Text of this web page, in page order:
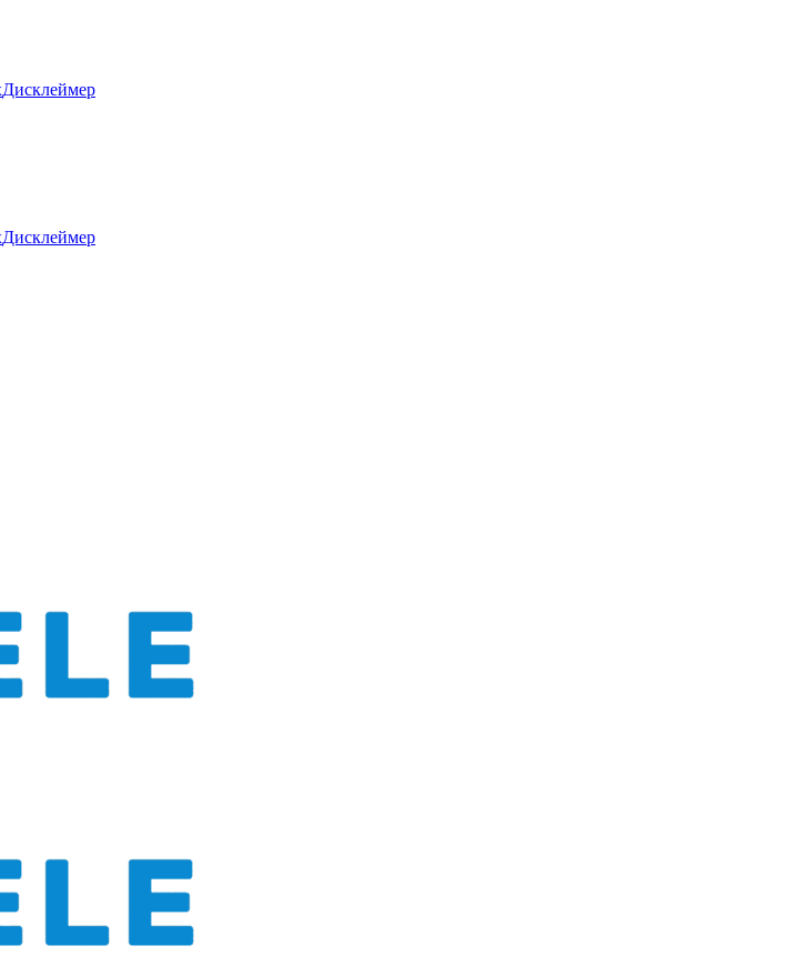
Дисклеймер
Дисклеймер